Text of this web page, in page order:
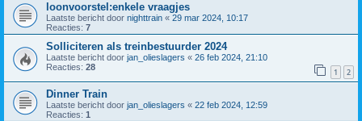
loonvoorstel:enkele vraagjes
Laatste bericht door nighttrain « 29 mar 2024, 10:17
Reacties: 7
Solliciteren als treinbestuurder 2024
Laatste bericht door jan_olieslagers « 26 feb 2024, 21:10
Reacties: 28 1 2
Dinner Train
Laatste bericht door jan_olieslagers « 22 feb 2024, 12:59
Reacties: 1